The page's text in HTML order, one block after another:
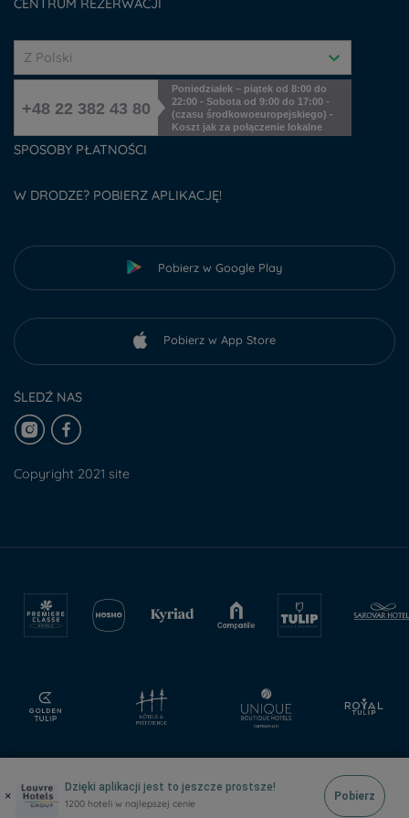
CENTRUM REZERWACJI
Z Polski
+48 22 382 43 80
Poniedziałek – piątek od 8:00 do
22:00 - Sobota od 9:00 do 17:00 -
(czasu środkowoeuropejskiego) -
Koszt jak za połączenie lokalne
SPOSOBY PŁATNOŚCI
W DRODZE? POBIERZ APLIKACJĘ!
Pobierz w Google Play
Pobierz w App Store
ŚLEDŹ NAS
Copyright 2021 site
× Dzięki aplikacji jest to jeszcze prostsze!
1200 hoteli w najlepszej cenie
Pobierz